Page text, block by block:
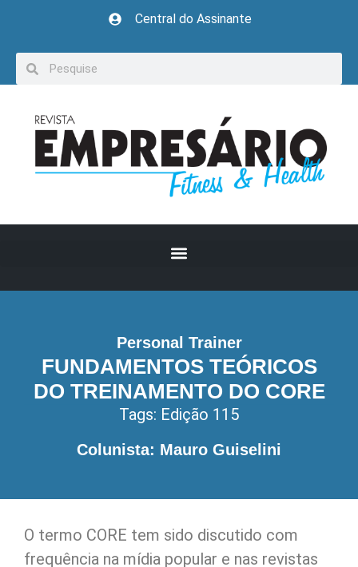
Central do Assinante
Personal Trainer
FUNDAMENTOS TEÓRICOS
DO TREINAMENTO DO CORE
Tags: Edição 115
Colunista: Mauro Guiselini
O termo CORE tem sido discutido com
frequência na mídia popular e nas revistas